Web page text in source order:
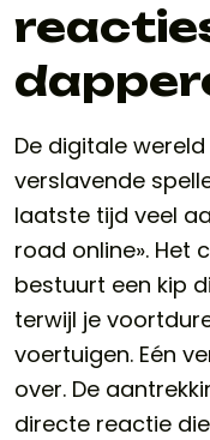
De digitale
verslavende
laatste tijd veel
road online». Het
bestuurt een kip
terwijl je
voertuigen. Eén
over. De
directe reactie